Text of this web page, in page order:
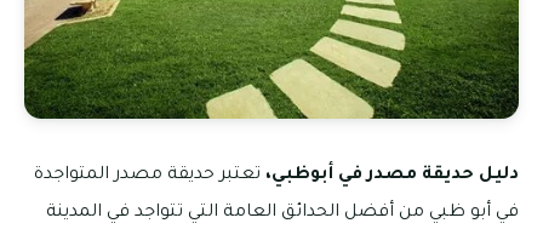
دليل حديقة مصدر في أبوظبي، تعتبر حديقة مصدر المتواجدة
في أبو ظبي من أفضل الحدائق العامة التي تتواجد في المدينة